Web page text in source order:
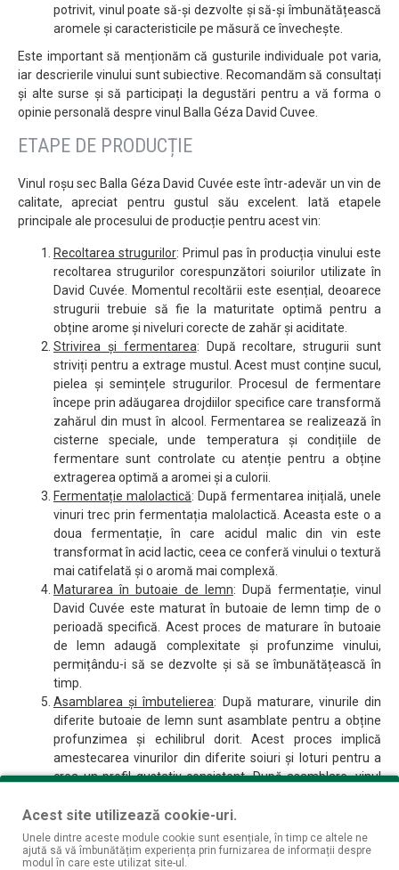
potrivit, vinul poate să-și dezvolte și să-și îmbunătățească
aromele și caracteristicile pe măsură ce învechește.
Este important să menționăm că gusturile individuale pot varia,
iar descrierile vinului sunt subiective. Recomandăm să consultați
și alte surse și să participați la degustări pentru a vă forma o
opinie personală despre vinul Balla Géza David Cuvee.
ETAPE DE PRODUCȚIE
Vinul roșu sec Balla Géza David Cuvée este într-adevăr un vin de
calitate, apreciat pentru gustul său excelent. Iată etapele
principale ale procesului de producție pentru acest vin:
Recoltarea strugurilor: Primul pas în producția vinului este
recoltarea strugurilor corespunzători soiurilor utilizate în
David Cuvée. Momentul recoltării este esențial, deoarece
strugurii trebuie să fie la maturitate optimă pentru a
obține arome și niveluri corecte de zahăr și aciditate.
Strivirea și fermentarea: După recoltare, strugurii sunt
striviți pentru a extrage mustul. Acest must conține sucul,
pielea și semințele strugurilor. Procesul de fermentare
începe prin adăugarea drojdiilor specifice care transformă
zahărul din must în alcool. Fermentarea se realizează în
cisterne speciale, unde temperatura și condițiile de
fermentare sunt controlate cu atenție pentru a obține
extragerea optimă a aromei și a culorii.
Fermentație malolactică: După fermentarea inițială, unele
vinuri trec prin fermentația malolactică. Aceasta este o a
doua fermentație, în care acidul malic din vin este
transformat în acid lactic, ceea ce conferă vinului o textură
mai catifelată și o aromă mai complexă.
Maturarea în butoaie de lemn: După fermentație, vinul
David Cuvée este maturat în butoaie de lemn timp de o
perioadă specifică. Acest proces de maturare în butoaie
de lemn adaugă complexitate și profunzime vinului,
permițându-i să se dezvolte și să se îmbunătățească în
timp.
Asamblarea și îmbutelierea: După maturare, vinurile din
diferite butoaie de lemn sunt asamblate pentru a obține
profunzimea și echilibrul dorit. Acest proces implică
amestecarea vinurilor din diferite soiuri și loturi pentru a
crea un profil gustativ consistent. După asamblare, vinul
consumatorilor.
Este important de menționat că fiecare crama poate avea mici
variații în procesul de producție, în funcție de metodele specifice
Acest site utilizează cookie-uri.
Unele dintre aceste module cookie sunt esențiale, în timp ce altele ne
ajută să vă îmbunătățim experiența prin furnizarea de informații despre
modul în care este utilizat site-ul.